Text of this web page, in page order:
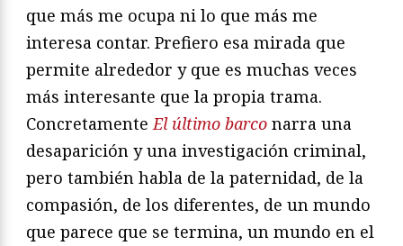
que más me ocupa ni lo que más me
interesa contar. Prefiero esa mirada que
permite alrededor y que es muchas veces
más interesante que la propia trama.
Concretamente El último barco narra una
desaparición y una investigación criminal,
pero también habla de la paternidad, de la
compasión, de los diferentes, de un mundo
que parece que se termina, un mundo en el